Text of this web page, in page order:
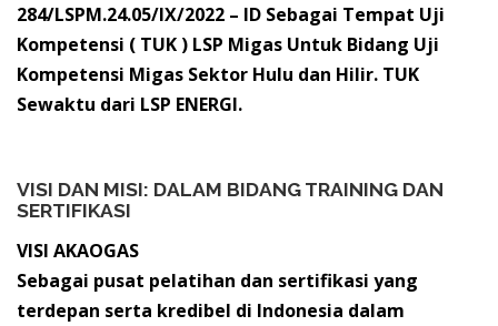
284/LSPM.24.05/IX/2022 – ID Sebagai Tempat Uji
Kompetensi ( TUK ) LSP Migas Untuk Bidang Uji
Kompetensi Migas Sektor Hulu dan Hilir. TUK
Sewaktu dari LSP ENERGI.
VISI DAN MISI: DALAM BIDANG TRAINING DAN
SERTIFIKASI
VISI AKAOGAS
Sebagai pusat pelatihan dan sertifikasi yang
terdepan serta kredibel di Indonesia dalam